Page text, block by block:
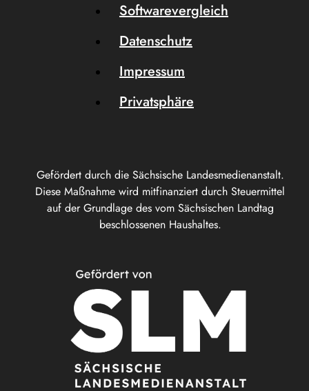
Gefördert durch die Sächsische Landesmedienanstalt.
Diese Maßnahme wird mitfinanziert durch Steuermittel
auf der Grundlage des vom Sächsischen Landtag
beschlossenen Haushaltes.
Softwarevergleich
Datenschutz
Impressum
Privatsphäre